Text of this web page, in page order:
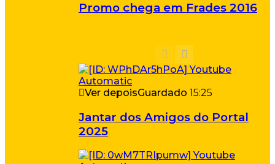
Promo chega em Frades 2016
Ver depoisGuardado 15:25
Jantar dos Amigos do Portal
2025